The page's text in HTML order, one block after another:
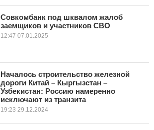
Совкомбанк под шквалом жалоб
заемщиков и участников СВО
12:47 07.01.2025
Началось строительство железной
дороги Китай – Кыргызстан –
Узбекистан: Россию намеренно
исключают из транзита
19:23 29.12.2024